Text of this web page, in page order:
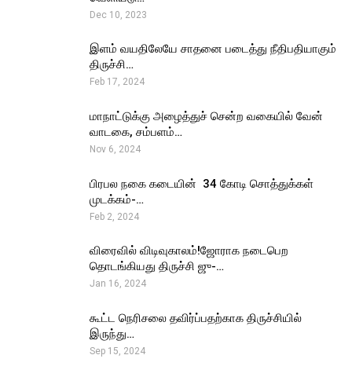
Dec 10, 2023
இளம் வயதிலேயே சாதனை படைத்து நீதிபதியாகும்
திருச்சி…
Feb 17, 2024
மாநாட்டுக்கு அழைத்துச் சென்ற வகையில் வேன்
வாடகை, சம்பளம்…
Nov 6, 2024
பிரபல நகை கடையின் ₹ 34 கோடி சொத்துக்கள்
முடக்கம்-…
Feb 2, 2024
விரைவில் விடிவுகாலம்!ஜோராக நடைபெற
தொடங்கியது திருச்சி ஜு-…
Jan 16, 2024
கூட்ட நெரிசலை தவிர்ப்பதற்காக திருச்சியில்
இருந்து…
Sep 15, 2024